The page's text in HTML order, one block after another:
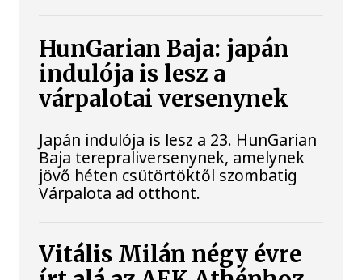
HunGarian Baja: japán
indulója is lesz a
várpalotai versenynek
Japán indulója is lesz a 23. HunGarian
Baja terepraliversenynek, amelynek
jövő héten csütörtöktől szombatig
Várpalota ad otthont.
Vitális Milán négy évre